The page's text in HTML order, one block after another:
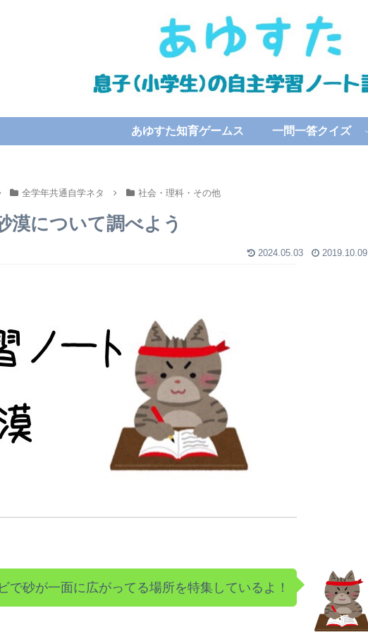
あゆすた知育ゲームス 一問一答クイズ
全学年共通自学ネタ 社会・理科・その他
漠について調べよう
2024.05.03 2019.10.09
で砂が一面に広がってる場所を特集しているよ！